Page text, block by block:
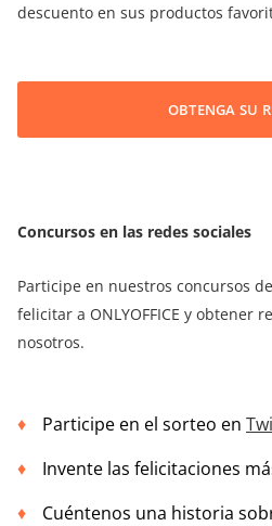
descuento en sus productos
OBTENGA SU
Concursos en las redes sociales
Participe en nuestros concursos
felicitar a ONLYOFFICE y obtener
nosotros.
Participe en el sorteo en
Invente las felicitaciones
Cuéntenos una historia